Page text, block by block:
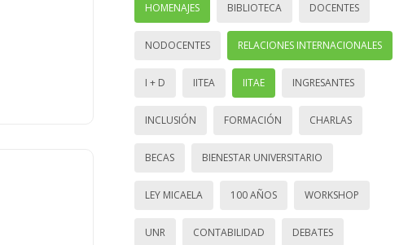
HOMENAJES BIBLIOTECA DOCENTES
NODOCENTES RELACIONES INTERNACIONALES
I + D IITEA IITAE INGRESANTES
INCLUSIÓN FORMACIÓN CHARLAS
BECAS BIENESTAR UNIVERSITARIO
LEY MICAELA 100 AÑOS WORKSHOP
UNR CONTABILIDAD DEBATES